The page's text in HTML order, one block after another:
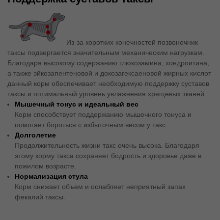
Из-за коротких конечностей позвоночник
таксы подвергается значительным механическим нагрузкам.
Благодаря высокому содержанию глюкозамина, хондроитина,
а также эйкозапентеновой и докозагексаеновой жирных кислот
данный корм обеспечивает необходимую поддержку суставов
таксы и оптимальный уровень увлажнения хрящевых тканей.
Мышечный тонус и идеальный вес
Корм способствует поддержанию мышечного тонуса и
помогает бороться с избыточным весом у такс.
Долголетие
Продолжительность жизни такс очень высока. Благодаря
этому корму такса сохраняет бодрость и здоровье даже в
пожилом возрасте.
Нормализация стула
Корм снижает объем и ослабляет неприятный запах
фекалий таксы.